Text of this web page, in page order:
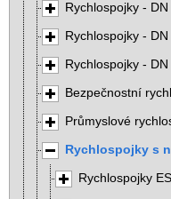
Rychlospojky - DN
Rychlospojky - DN
Rychlospojky - DN
Bezpečnostní
Průmyslové
Rychlospojky s
Rychlospojky